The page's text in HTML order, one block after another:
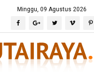
Minggu, 09 Agustus 2026